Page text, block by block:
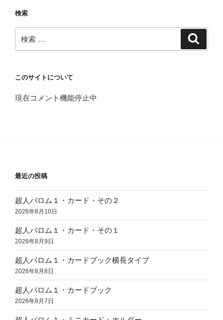
検索
検
索:
このサイトについて
現在コメント機能停止中
最近の投稿
超人バロム１・カード・その２
2026年8月10日
超人バロム１・カード・その１
2026年8月9日
超人バロム１・カードブック横長タイプ
2026年8月8日
超人バロム１・カードブック
2026年8月7日